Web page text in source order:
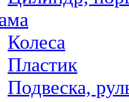
Колеса
Пластик
Подвеска,